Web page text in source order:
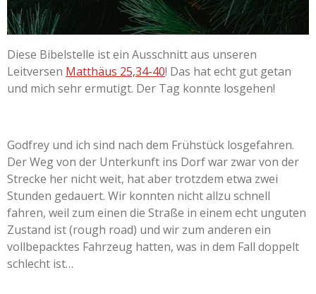
Diese Bibelstelle ist ein Ausschnitt aus unseren
Leitversen Matthäus 25,34-40! Das hat echt gut getan
und mich sehr ermutigt. Der Tag konnte losgehen!
Godfrey und ich sind nach dem Frühstück losgefahren.
Der Weg von der Unterkunft ins Dorf war zwar von der
Strecke her nicht weit, hat aber trotzdem etwa zwei
Stunden gedauert. Wir konnten nicht allzu schnell
fahren, weil zum einen die Straße in einem echt unguten
Zustand ist (rough road) und wir zum anderen ein
vollbepacktes Fahrzeug hatten, was in dem Fall doppelt
schlecht ist…